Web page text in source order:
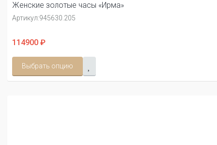
Женские золотые часы «Ирма»
Артикул:945630.205
114900 ₽
Выбрать опцию